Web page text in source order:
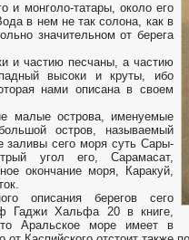
и монголо-татары, около его
в нем не так солона, как в
значительном от берега
и частию песчаны, а частию
высоки и круты, ибо
нами описана в своем
малые острова, именуемые
остров, называемый
заливы сего моря суть Сары-
угол его, Сарамасат,
окончание моря, Каракуй,
описания берегов сего
Гаджи Хальфа 20 в книге,
Аральское море имеет в